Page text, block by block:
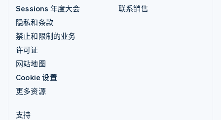
Sessions 年度大会
隐私和条款
禁止和限制的业务
许可证
网站地图
Cookie 设置
更多资源
联系销售
支持